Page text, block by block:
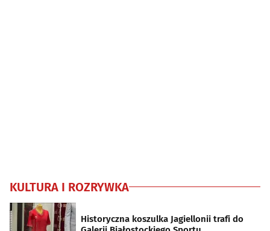
KULTURA I ROZRYWKA
Historyczna koszulka Jagiellonii trafi do